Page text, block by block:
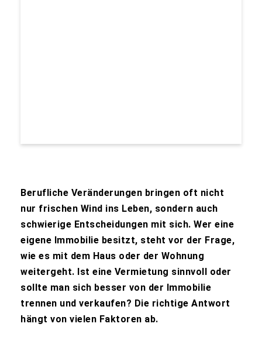
Berufliche Veränderungen bringen oft nicht
nur frischen Wind ins Leben, sondern auch
schwierige Entscheidungen mit sich. Wer eine
eigene Immobilie besitzt, steht vor der Frage,
wie es mit dem Haus oder der Wohnung
weitergeht. Ist eine Vermietung sinnvoll oder
sollte man sich besser von der Immobilie
trennen und verkaufen? Die richtige Antwort
hängt von vielen Faktoren ab.